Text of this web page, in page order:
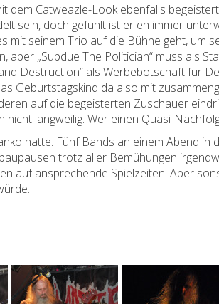
dem Catweazle-Look ebenfalls
sein, doch gefühlt ist er eh immer
mit seinem Trio auf die Bühne geht, um
„Subdue The Politician“ muss als
Destruction“ als Werbebotschaft für
Geburtstagskind da also mit
auf die begeisterten Zuschauer
langweilig. Wer einen Quasi-
hatte. Fünf Bands an einem Abend in
trotz aller Bemühungen
auf ansprechende Spielzeiten. Aber